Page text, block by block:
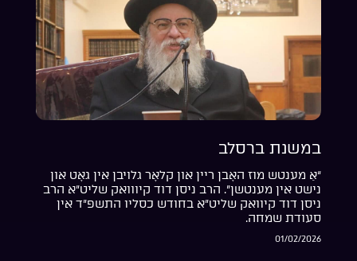
במשנת ברסלב
“אַ מענטש מוז האָבן ריין און קלאָר גלויבן אין גאָט און
נישט אין מענטשן”. הרב ניסן דוד קיווואק שליט”א הרב
ניסן דוד קיוואק שליט”א בחודש כסליו התשפ”ד אין
סעודת שמחה.
01/02/2026